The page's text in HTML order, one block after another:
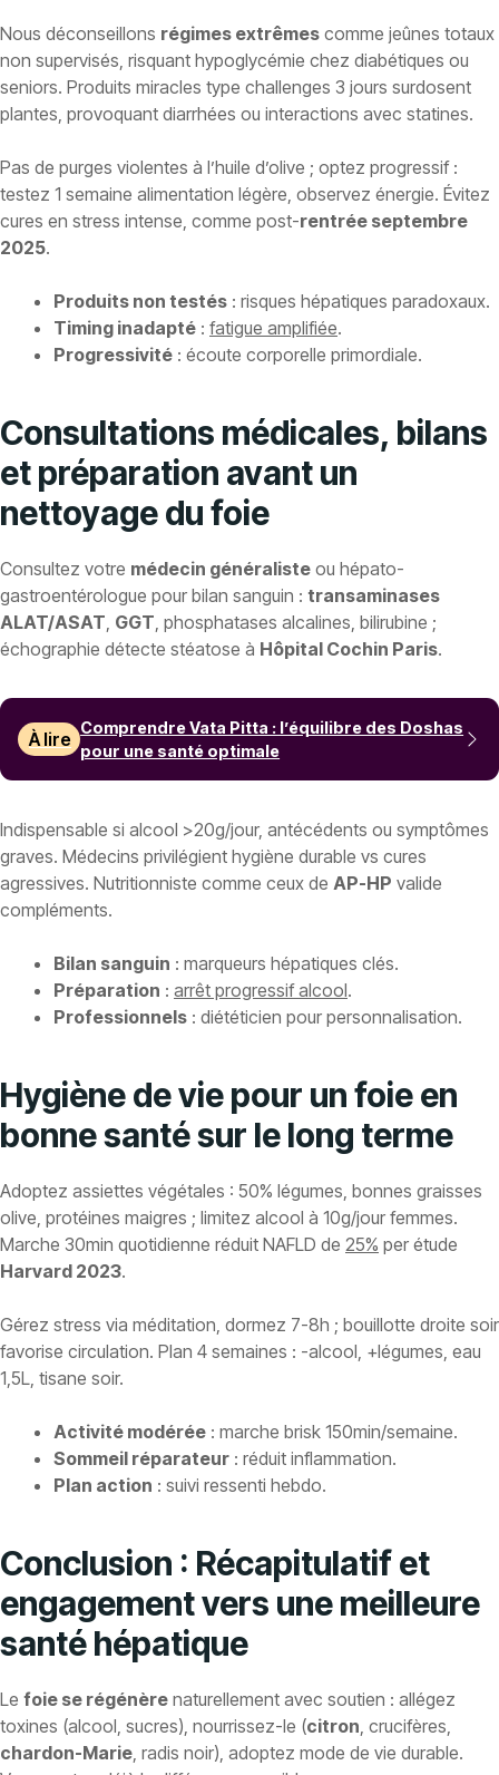
Nous déconseillons régimes extrêmes comme jeûnes totaux
non supervisés, risquant hypoglycémie chez diabétiques ou
seniors. Produits miracles type challenges 3 jours surdosent
plantes, provoquant diarrhées ou interactions avec statines.
Pas de purges violentes à l’huile d’olive ; optez progressif :
testez 1 semaine alimentation légère, observez énergie. Évitez
cures en stress intense, comme post-rentrée septembre
2025.
Produits non testés : risques hépatiques paradoxaux.
Timing inadapté : fatigue amplifiée.
Progressivité : écoute corporelle primordiale.
Consultations médicales, bilans
et préparation avant un
nettoyage du foie
Consultez votre médecin généraliste ou hépato-
gastroentérologue pour bilan sanguin : transaminases
ALAT/ASAT, GGT, phosphatases alcalines, bilirubine ;
échographie détecte stéatose à Hôpital Cochin Paris.
À lire
Comprendre Vata Pitta : l’équilibre des Doshas
pour une santé optimale
Indispensable si alcool >20g/jour, antécédents ou symptômes
graves. Médecins privilégient hygiène durable vs cures
agressives. Nutritionniste comme ceux de AP-HP valide
compléments.
Bilan sanguin : marqueurs hépatiques clés.
Préparation : arrêt progressif alcool.
Professionnels : diététicien pour personnalisation.
Hygiène de vie pour un foie en
bonne santé sur le long terme
Adoptez assiettes végétales : 50% légumes, bonnes graisses
olive, protéines maigres ; limitez alcool à 10g/jour femmes.
Marche 30min quotidienne réduit NAFLD de 25% per étude
Harvard 2023.
Gérez stress via méditation, dormez 7-8h ; bouillotte droite soir
favorise circulation. Plan 4 semaines : -alcool, +légumes, eau
1,5L, tisane soir.
Activité modérée : marche brisk 150min/semaine.
Sommeil réparateur : réduit inflammation.
Plan action : suivi ressenti hebdo.
Conclusion : Récapitulatif et
engagement vers une meilleure
santé hépatique
Le foie se régénère naturellement avec soutien : allégez
toxines (alcool, sucres), nourrissez-le (citron, crucifères,
chardon-Marie, radis noir), adoptez mode de vie durable.